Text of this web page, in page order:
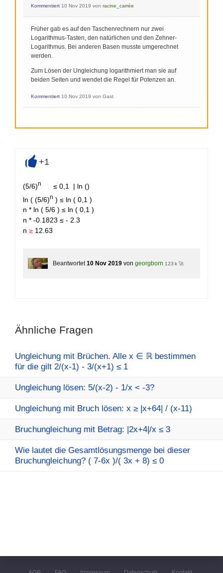
Kommentiert 10 Nov 2019 von racine_carrée
Früher gab es auf den Taschenrechnern nur zwei
Logarithmus-Tasten, den natürlichen und den Zehner-
Logarithmus. Bei anderen Basen musste umgerechnet
werden.
Zum Lösen der Ungleichung logarithmiert man sie auf
beiden Seiten und wendet die Regel für Potenzen an.
Kommentiert 10 Nov 2019 von Gast
+1
(5/6)n
≤ 0,1 | ln ()
ln ( (5/6)n ) ≤ ln ( 0,1 )
n * ln ( 5/6 ) ≤ ln ( 0,1 )
n * -0.1823 ≤ - 2.3
n ≥ 12.63
Beantwortet 10 Nov 2019 von georgborn 123 k 🚀
Ähnliche Fragen
Ungleichung mit Brüchen. Alle x ∈ ℝ bestimmen
für die gilt 2/(x-1) - 3/(x+1) ≤ 1
Ungleichung lösen: 5/(x-2) - 1/x < -3?
Ungleichung mit Bruch lösen: x ≥ |x+64| / (x-11)
Bruchungleichung mit Betrag: |2x+4|/x ≤ 3
Wie lautet die Gesamtlösungsmenge bei dieser
Bruchungleichung? ( 7-6x )/( 3x + 8) ≤ 0